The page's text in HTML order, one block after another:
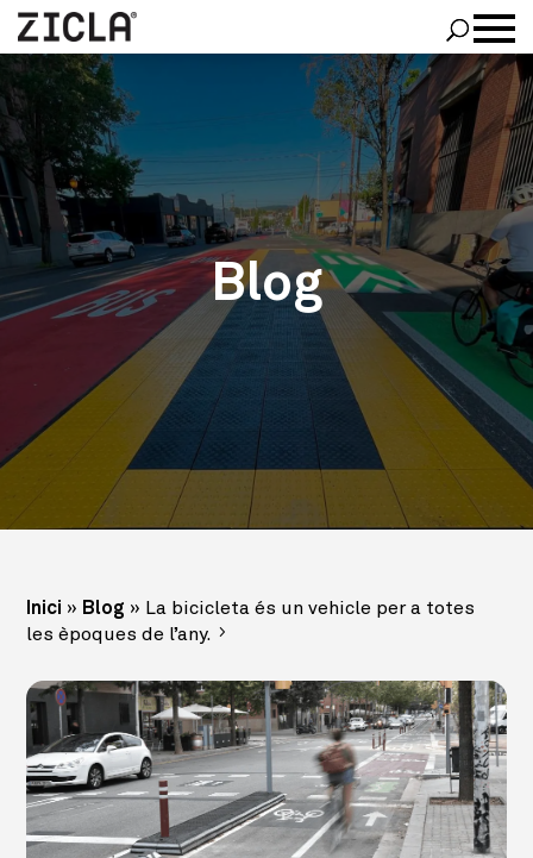
Zebra Family
Pointer®
PROJECTES
QUANT A ZICLA
BLOG
CONTACTA’NS
CATALÀ Blog
Inici » Blog » La bicicleta és un vehicle per a totes
les èpoques de l’any.